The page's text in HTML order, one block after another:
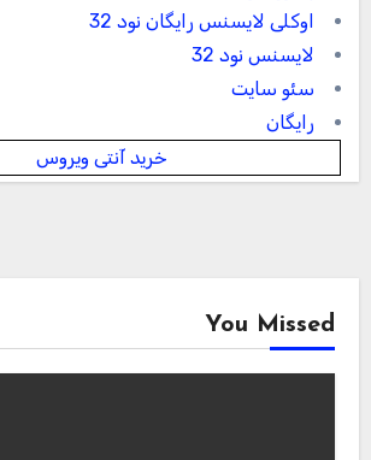
اوکلی لایسنس رایگان نود 32
لایسنس نود 32
سئو سایت
رایگان
خرید آنتی ویروس
You Missed